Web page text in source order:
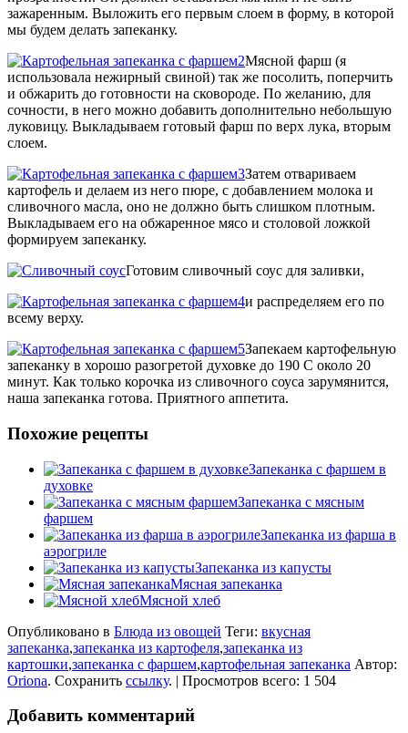
зажаренным. Выложить его первым слоем в форму, в которой
мы будем делать запеканку.
Мясной фарш (я
использовала нежирный свиной) так же посолить, поперчить
и обжарить до готовности на сковороде. По желанию, для
сочности, в него можно добавить дополнительно небольшую
луковицу. Выкладываем готовый фарш по верх лука, вторым
слоем.
Затем отвариваем
картофель и делаем из него пюре, с добавлением молока и
сливочного масла, оно не должно быть слишком плотным.
Выкладываем его на обжаренное мясо и столовой ложкой
формируем запеканку.
Готовим сливочный соус для заливки,
и распределяем его по
всему верху.
Запекаем картофельную
запеканку в хорошо разогретой духовке до 190 С около 20
минут. Как только корочка из сливочного соуса зарумянится,
наша запеканка готова. Приятного аппетита.
Похожие рецепты
Запеканка с фаршем в
духовке
Запеканка с мясным
фаршем
Запеканка из фарша в
аэрогриле
Запеканка из капусты
Мясная запеканка
Мясной хлеб
Опубликовано в Блюда из овощей Теги: вкусная
запеканка,запеканка из картофеля,запеканка из
картошки,запеканка с фаршем,картофельная запеканка Автор:
Oriona. Сохранить ссылку. | Просмотров всего: 1 504
Добавить комментарий